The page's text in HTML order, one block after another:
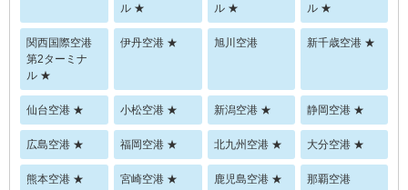
ル ★
ル ★
ル ★
関西国際空港
第2ターミナ
ル ★
伊丹空港 ★ 旭川空港 新千歳空港 ★
仙台空港 ★ 小松空港 ★ 新潟空港 ★ 静岡空港 ★
広島空港 ★ 福岡空港 ★ 北九州空港 ★ 大分空港 ★
熊本空港 ★ 宮崎空港 ★ 鹿児島空港 ★ 那覇空港